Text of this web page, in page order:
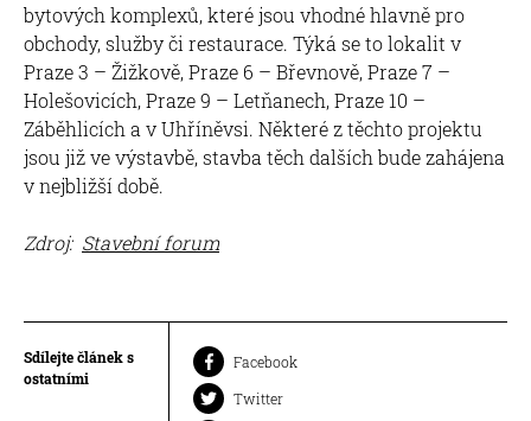
bytových komplexů, které jsou vhodné hlavně pro
obchody, služby či restaurace. Týká se to lokalit v
Praze 3 – Žižkově, Praze 6 – Břevnově, Praze 7 –
Holešovicích, Praze 9 – Letňanech, Praze 10 –
Záběhlicích a v Uhříněvsi. Některé z těchto projektu
jsou již ve výstavbě, stavba těch dalších bude zahájena
v nejbližší době.
Zdroj: Stavební forum
Sdílejte článek s
ostatními
Facebook
Twitter